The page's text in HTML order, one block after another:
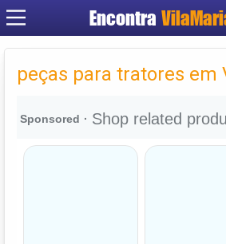
Encontra
Cadastrar
Criar conta
peças para tratores em